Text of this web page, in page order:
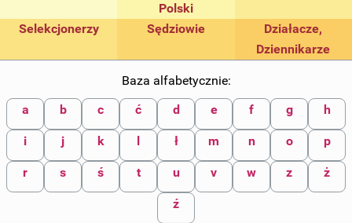
Polski
Selekcjonerzy Sędziowie
Działacze,
Dziennikarze
Baza alfabetycznie:
a
b c ć d e f g h
i j k l ł m n o p
r s ś t u v w z ż
ź